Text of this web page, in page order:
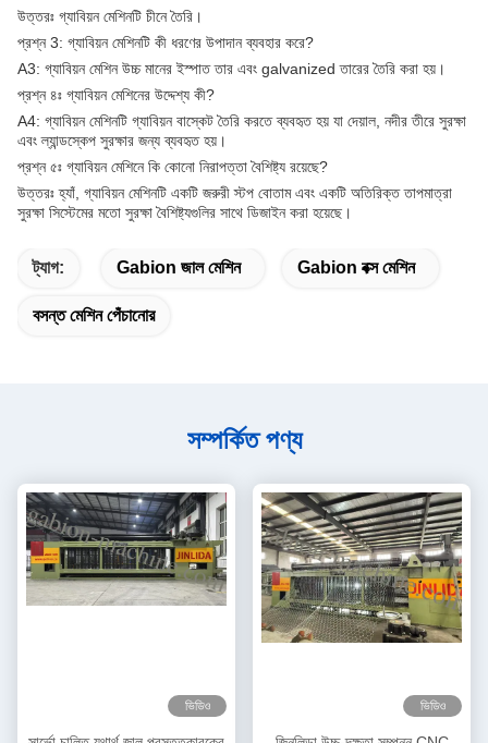
উত্তরঃ গ্যাবিয়ন মেশিনটি চীনে তৈরি।
প্রশ্ন 3: গ্যাবিয়ন মেশিনটি কী ধরণের উপাদান ব্যবহার করে?
A3: গ্যাবিয়ন মেশিন উচ্চ মানের ইস্পাত তার এবং galvanized তারের তৈরি করা হয়।
প্রশ্ন ৪ঃ গ্যাবিয়ন মেশিনের উদ্দেশ্য কী?
A4: গ্যাবিয়ন মেশিনটি গ্যাবিয়ন বাস্কেট তৈরি করতে ব্যবহৃত হয় যা দেয়াল, নদীর তীরে সুরক্ষা
এবং ল্যান্ডস্কেপ সুরক্ষার জন্য ব্যবহৃত হয়।
প্রশ্ন ৫ঃ গ্যাবিয়ন মেশিনে কি কোনো নিরাপত্তা বৈশিষ্ট্য রয়েছে?
উত্তরঃ হ্যাঁ, গ্যাবিয়ন মেশিনটি একটি জরুরী স্টপ বোতাম এবং একটি অতিরিক্ত তাপমাত্রা
সুরক্ষা সিস্টেমের মতো সুরক্ষা বৈশিষ্ট্যগুলির সাথে ডিজাইন করা হয়েছে।
ট্যাগ: Gabion জাল মেশিন Gabion বক্স মেশিন
বসন্ত মেশিন পেঁচানোর
সম্পর্কিত পণ্য
ভিডিও ভিডিও